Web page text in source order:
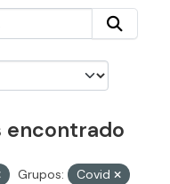
encontrado
Grupos:
Covid